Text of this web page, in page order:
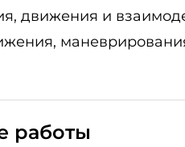
движения и
работы